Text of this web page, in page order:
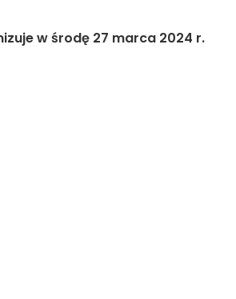
w środę 27 marca 2024 r.